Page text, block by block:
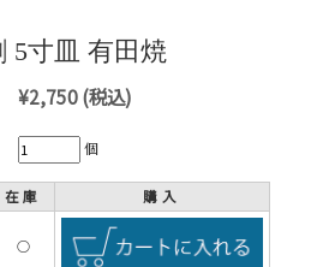
5寸皿 有田焼
¥2,750(税込)
個
在庫 購入
○